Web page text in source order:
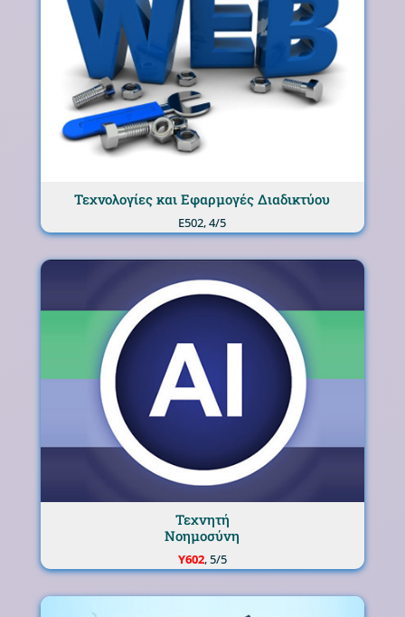
Τεχνολογίες και Εφαρμογές Διαδικτύου
Ε502, 4/5
Τεχνητή
Νοημοσύνη
Υ602, 5/5